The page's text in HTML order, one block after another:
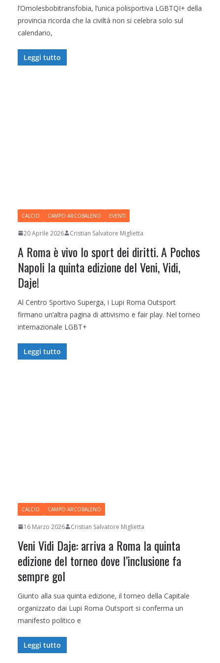
l’Omolesbobitransfobia, l’unica polisportiva LGBTQI+ della
provincia ricorda che la civiltà non si celebra solo sul
calendario,
Leggi tutto
CALCIO CAMPO ARCOBALENO EVENTI
20 Aprile 2026 Cristian Salvatore Miglietta
A Roma è vivo lo sport dei diritti. A Pochos
Napoli la quinta edizione del Veni, Vidi,
Daje!
Al Centro Sportivo Superga, i Lupi Roma Outsport
firmano un’altra pagina di attivismo e fair play. Nel torneo
internazionale LGBT+
Leggi tutto
CALCIO CAMPO ARCOBALENO
16 Marzo 2026 Cristian Salvatore Miglietta
Veni Vidi Daje: arriva a Roma la quinta
edizione del torneo dove l’inclusione fa
sempre gol
Giunto alla sua quinta edizione, il torneo della Capitale
organizzato dai Lupi Roma Outsport si conferma un
manifesto politico e
Leggi tutto